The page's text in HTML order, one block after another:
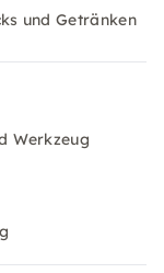
und Getränken
Werkzeug